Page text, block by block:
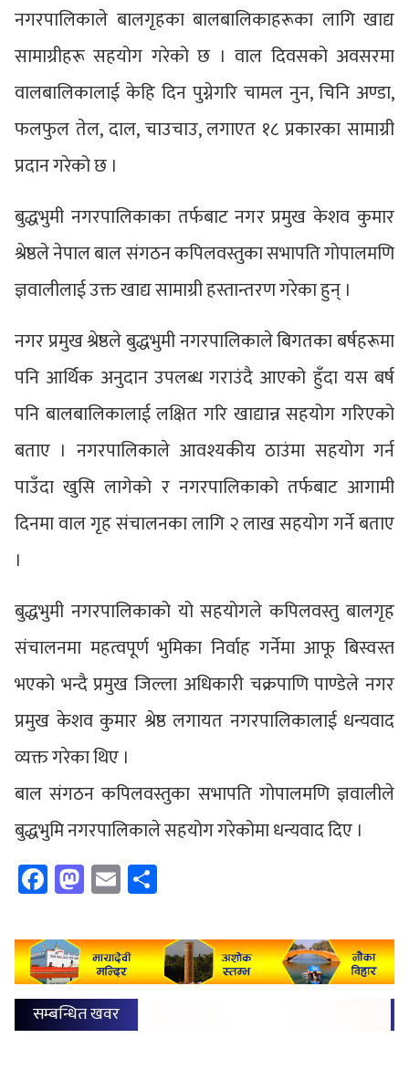
नगरपालिकाले बालगृहका बालबालिकाहरूका लागि खाद्य
सामाग्रीहरू सहयोग गरेको छ । वाल दिवसको अवसरमा
वालबालिकालाई केहि दिन पुग्नेगरि चामल नुन, चिनि अण्डा,
फलफुल तेल, दाल, चाउचाउ, लगाएत १८ प्रकारका सामाग्री
प्रदान गरेको छ ।
बुद्धभुमी नगरपालिकाका तर्फबाट नगर प्रमुख केशव कुमार
श्रेष्ठले नेपाल बाल संगठन कपिलवस्तुका सभापति गोपालमणि
ज्ञवालीलाई उक्त खाद्य सामाग्री हस्तान्तरण गरेका हुन् ।
नगर प्रमुख श्रेष्ठले बुद्धभुमी नगरपालिकाले बिगतका बर्षहरूमा
पनि आर्थिक अनुदान उपलब्ध गराउंदै आएको हुँदा यस बर्ष
पनि बालबालिकालाई लक्षित गरि खाद्यान्न सहयोग गरिएको
बताए । नगरपालिकाले आवश्यकीय ठाउंमा सहयोग गर्न
पाउँदा खुसि लागेको र नगरपालिकाको तर्फबाट आगामी
दिनमा वाल गृह संचालनका लागि २ लाख सहयोग गर्ने बताए
।
बुद्धभुमी नगरपालिकाको यो सहयोगले कपिलवस्तु बालगृह
संचालनमा महत्वपूर्ण भुमिका निर्वाह गर्नेमा आफू बिस्वस्त
भएको भन्दै प्रमुख जिल्ला अधिकारी चक्रपाणि पाण्डेले नगर
प्रमुख केशव कुमार श्रेष्ठ लगायत नगरपालिकालाई धन्यवाद
व्यक्त गरेका थिए ।
बाल संगठन कपिलवस्तुका सभापति गोपालमणि ज्ञवालीले
बुद्धभुमि नगरपालिकाले सहयोग गरेकोमा धन्यवाद दिए ।
Facebook
Mastodon
Email
सम्बन्धित खवर